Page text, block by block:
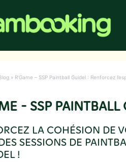
» R’Game – SSP Paintball Guidel : Renforcez
- SSP PAINTBALL
LA COHÉSION DE
SESSIONS DE
!